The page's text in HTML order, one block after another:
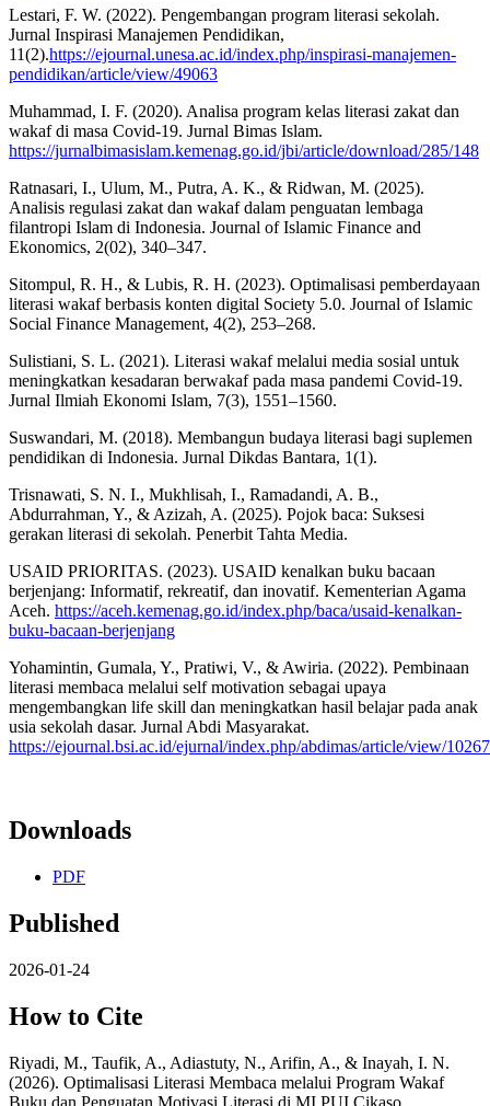
Lestari, F. W. (2022). Pengembangan program literasi sekolah.
Jurnal Inspirasi Manajemen Pendidikan,
11(2).https://ejournal.unesa.ac.id/index.php/inspirasi-manajemen-
pendidikan/article/view/49063
Muhammad, I. F. (2020). Analisa program kelas literasi zakat dan
wakaf di masa Covid-19. Jurnal Bimas Islam.
https://jurnalbimasislam.kemenag.go.id/jbi/article/download/285/148
Ratnasari, I., Ulum, M., Putra, A. K., & Ridwan, M. (2025).
Analisis regulasi zakat dan wakaf dalam penguatan lembaga
filantropi Islam di Indonesia. Journal of Islamic Finance and
Ekonomics, 2(02), 340–347.
Sitompul, R. H., & Lubis, R. H. (2023). Optimalisasi pemberdayaan
literasi wakaf berbasis konten digital Society 5.0. Journal of Islamic
Social Finance Management, 4(2), 253–268.
Sulistiani, S. L. (2021). Literasi wakaf melalui media sosial untuk
meningkatkan kesadaran berwakaf pada masa pandemi Covid-19.
Jurnal Ilmiah Ekonomi Islam, 7(3), 1551–1560.
Suswandari, M. (2018). Membangun budaya literasi bagi suplemen
pendidikan di Indonesia. Jurnal Dikdas Bantara, 1(1).
Trisnawati, S. N. I., Mukhlisah, I., Ramadandi, A. B.,
Abdurrahman, Y., & Azizah, A. (2025). Pojok baca: Suksesi
gerakan literasi di sekolah. Penerbit Tahta Media.
USAID PRIORITAS. (2023). USAID kenalkan buku bacaan
berjenjang: Informatif, rekreatif, dan inovatif. Kementerian Agama
Aceh. https://aceh.kemenag.go.id/index.php/baca/usaid-kenalkan-
buku-bacaan-berjenjang
Yohamintin, Gumala, Y., Pratiwi, V., & Awiria. (2022). Pembinaan
literasi membaca melalui self motivation sebagai upaya
mengembangkan life skill dan meningkatkan hasil belajar pada anak
usia sekolah dasar. Jurnal Abdi Masyarakat.
https://ejournal.bsi.ac.id/ejurnal/index.php/abdimas/article/view/10267
Downloads
PDF
Published
2026-01-24
How to Cite
Riyadi, M., Taufik, A., Adiastuty, N., Arifin, A., & Inayah, I. N.
(2026). Optimalisasi Literasi Membaca melalui Program Wakaf
Buku dan Penguatan Motivasi Literasi di MI PUI Cikaso,